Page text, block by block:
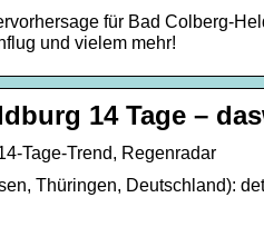
für Bad Colberg-
und vielem mehr!
14 Tage –
Tage-Trend, Regenradar
Thüringen, Deutschland):